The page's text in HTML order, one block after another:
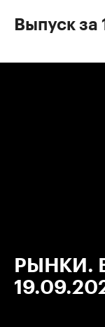
Выпуск за
РЫНКИ.